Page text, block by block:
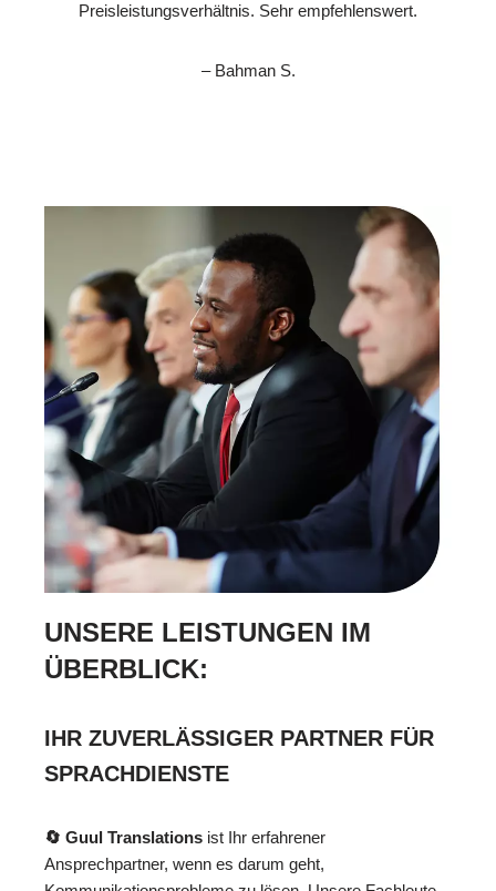
Preisleistungsverhältnis. Sehr empfehlenswert.
– Bahman S.
UNSERE LEISTUNGEN IM
ÜBERBLICK:
IHR ZUVERLÄSSIGER PARTNER FÜR
SPRACHDIENSTE
🔄 Guul Translations ist Ihr erfahrener
Ansprechpartner, wenn es darum geht,